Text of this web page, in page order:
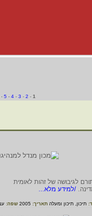
1
-
2
-
3
-
4
-
5
-
לגיבושה של זהות לאומית
/למידע מלא...
תיכון, תיכון ומעלה תאריך: 2005 שפה: